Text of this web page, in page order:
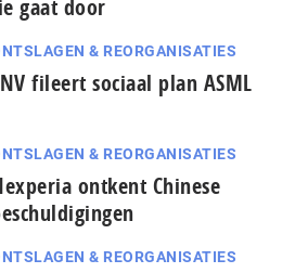
gaat door
& REORGANISATIES
fileert sociaal plan ASML
& REORGANISATIES
ontkent Chinese
& REORGANISATIES